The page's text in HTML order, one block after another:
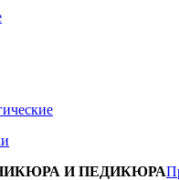
И ПЕДИКЮРА